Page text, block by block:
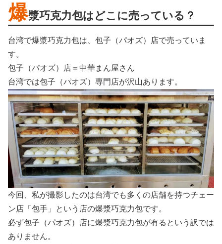
爆漿巧克力包はどこに売っている？
台湾で爆漿巧克力包は、包子（パオズ）店で売っていま
す。
包子（パオズ）店＝中華まん屋さん
台湾では包子（パオズ）専門店が沢山あります。
今回、私が撮影したのは台湾でも多くの店舗を持つチェー
ン店「包手」という店の爆漿巧克力包です。
必ず包子（パオズ）店に爆漿巧克力包が有るという訳では
ありません。